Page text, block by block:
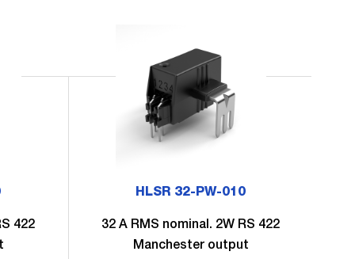
422
HLSR 32-PW-010
32 A RMS nominal. 2W RS 422
Manchester output